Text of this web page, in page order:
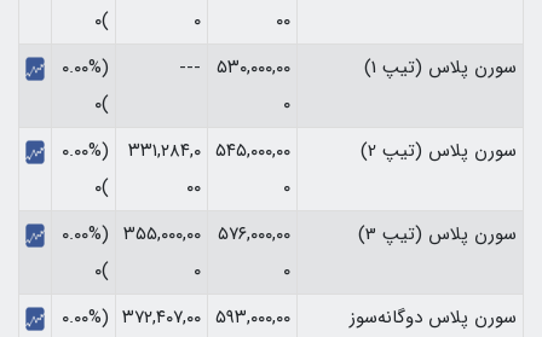
۰۰
۰
)۰
سورن پلاس (تیپ 1)
۵۳۰,۰۰۰,۰۰
۰
---
(۰.۰۰%
)۰
سورن پلاس (تیپ 2)
۵۴۵,۰۰۰,۰۰
۰
۳۳۱,۲۸۴,۰
۰۰
(۰.۰۰%
)۰
سورن پلاس (تیپ 3)
۵۷۶,۰۰۰,۰۰
۰
۳۵۵,۰۰۰,۰۰
۰
(۰.۰۰%
)۰
سورن پلاس دوگانه‌سوز
۵۹۳,۰۰۰,۰۰ ۳۷۲,۴۰۷,۰۰
(۰.۰۰%